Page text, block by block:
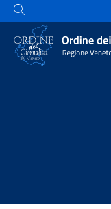
L'Ordine
Contatti Link